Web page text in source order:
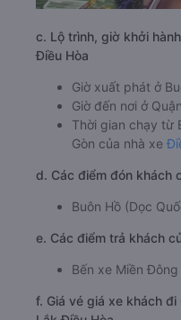
c. Lộ trình, giờ khởi
Điều Hòa
Giờ xuất phát ở
Giờ đến nơi ở
Thời gian chạy từ
Gòn của nhà xe
d. Các điểm đón khách
Buôn Hồ (Dọc
e. Các điểm trả khách
Bến xe Miền
f. Giá vé giá xe khách